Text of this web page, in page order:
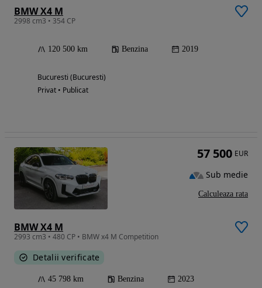
BMW X4 M
2998 cm3 • 354 CP
120 500 km Benzina 2019
Bucuresti (Bucuresti)
Privat • Publicat
BMW X4 M
2993 cm3 • 480 CP • BMW x4 M Competition
Detalii verificate
45 798 km Benzina 2023
57 500 EUR
Sub medie
Calculeaza rata